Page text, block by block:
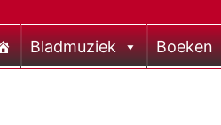
Bladmuziek Boeken